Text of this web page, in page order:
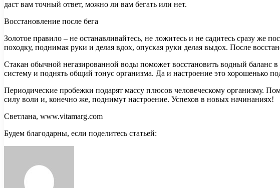
даст вам точный ответ, можно ли вам бегать или нет.
Восстановление после бега
Золотое правило – не останавливайтесь, не ложитесь и не садитесь сразу же
походку, поднимая руки и делая вдох, опуская руки делая выдох. После
Стакан обычной негазированной воды поможет восстановить водный баланс
систему и поднять общий тонус организма. Да и настроение это хорошенько
Периодические пробежки подарят массу плюсов человеческому организму.
силу воли и, конечно же, поднимут настроение. Успехов в новых начинаниях!
Светлана, www.vitamarg.com
Будем благодарны, если поделитесь статьей: